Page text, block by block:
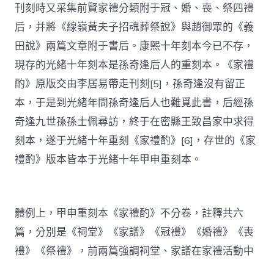
刊刻時又采集前賢家禮分類附于冠、婚、喪、祭四禮
后，并將《線嶺黃夫子招魂葬祭說》與趙御眾的《義
田說》兩篇文章附于書后。康熙十年刻本今已不存，
現存的光緒十年刻本是孫奇逢后人的重刻本。《家禮
酌》原版交由李居易帶走刊刻[5]，孫奇逢沒有留正
本，于是到光緒年間孫奇逢后人也難覓此書，后經孫
奇逢九世孫孫士佩尋訪，終于在密縣王致昌家中求得
刻本，遂于光緒十年重刻《家禮酌》[6]，存世的《家
禮酌》版本皆本于光緒十年甲申重刻本。
體例上，甲申重刻本《家禮酌》不分卷，註釋共六
篇，分別是《祠堂》《家譜》《冠禮》《婚禮》《喪
禮》《祭禮》，前兩篇強調祠堂、家譜在家禮活動中